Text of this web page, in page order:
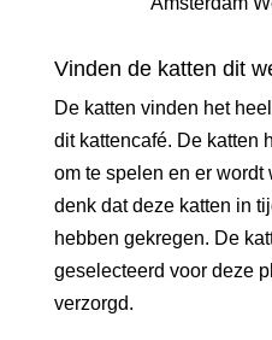
Vinden de katten dit
De katten vinden het
dit kattencafé. De katten
om te spelen en er wordt
denk dat deze katten in
hebben gekregen. De
geselecteerd voor deze
verzorgd.